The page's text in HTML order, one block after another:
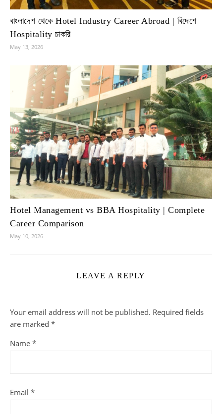
বাংলাদেশ থেকে Hotel Industry Career Abroad | বিদেশে
Hospitality চাকরি
May 13, 2026
Hotel Management vs BBA Hospitality | Complete
Career Comparison
May 10, 2026
LEAVE A REPLY
Your email address will not be published. Required fields
are marked *
Name *
Email *